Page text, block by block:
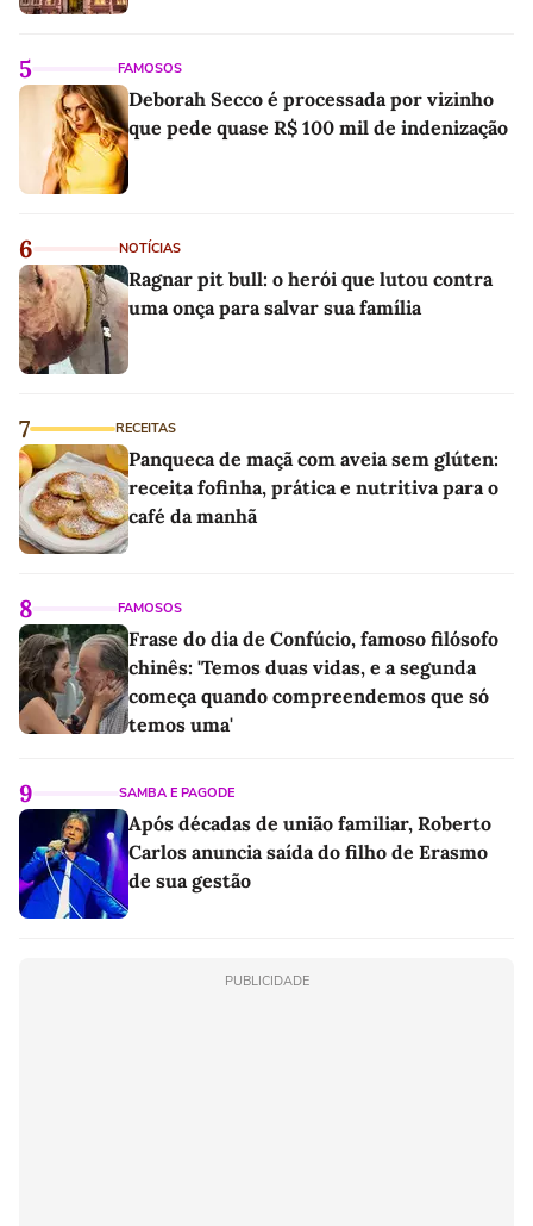
5 FAMOSOS
Deborah Secco é processada por vizinho
que pede quase R$ 100 mil de indenização
6 NOTÍCIAS
Ragnar pit bull: o herói que lutou contra
uma onça para salvar sua família
7 RECEITAS
Panqueca de maçã com aveia sem glúten:
receita fofinha, prática e nutritiva para o
café da manhã
8 FAMOSOS
Frase do dia de Confúcio, famoso filósofo
chinês: 'Temos duas vidas, e a segunda
começa quando compreendemos que só
temos uma'
9 SAMBA E PAGODE
Após décadas de união familiar, Roberto
Carlos anuncia saída do filho de Erasmo
de sua gestão
PUBLICIDADE